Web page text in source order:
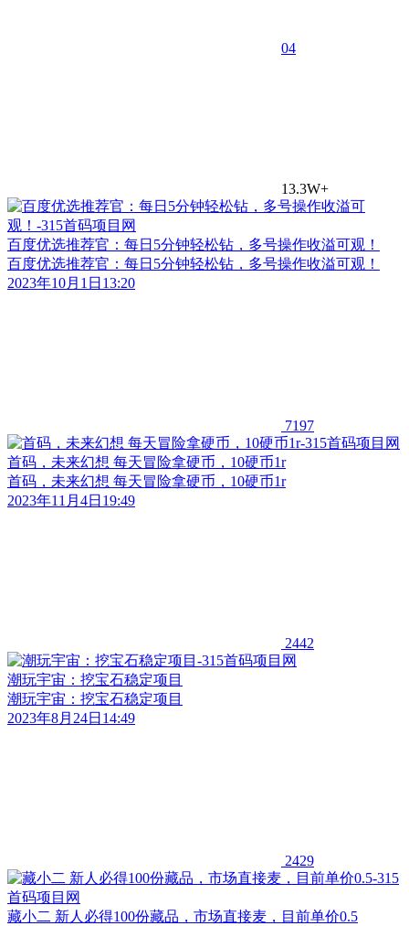
04
13.3W+
百度优选推荐官：每日5分钟轻松钻，多号操作收溢可观！
百度优选推荐官：每日5分钟轻松钻，多号操作收溢可观！
2023年10月1日13:20
7197
首码，未来幻想 每天冒险拿硬币，10硬币1r
首码，未来幻想 每天冒险拿硬币，10硬币1r
2023年11月4日19:49
2442
潮玩宇宙：挖宝石稳定项目
潮玩宇宙：挖宝石稳定项目
2023年8月24日14:49
2429
藏小二 新人必得100份藏品，市场直接麦，目前单价0.5